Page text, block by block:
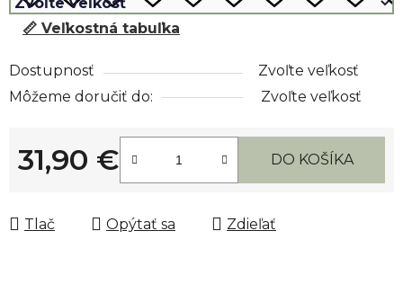
📏 Veľkostná tabuľka
Dostupnosť
Zvoľte veľkosť
Môžeme doručiť do:
Zvoľte veľkosť
31,90 €
Jednotková cena:
DO KOŠÍKA
Tlač Opýtať sa Zdieľať